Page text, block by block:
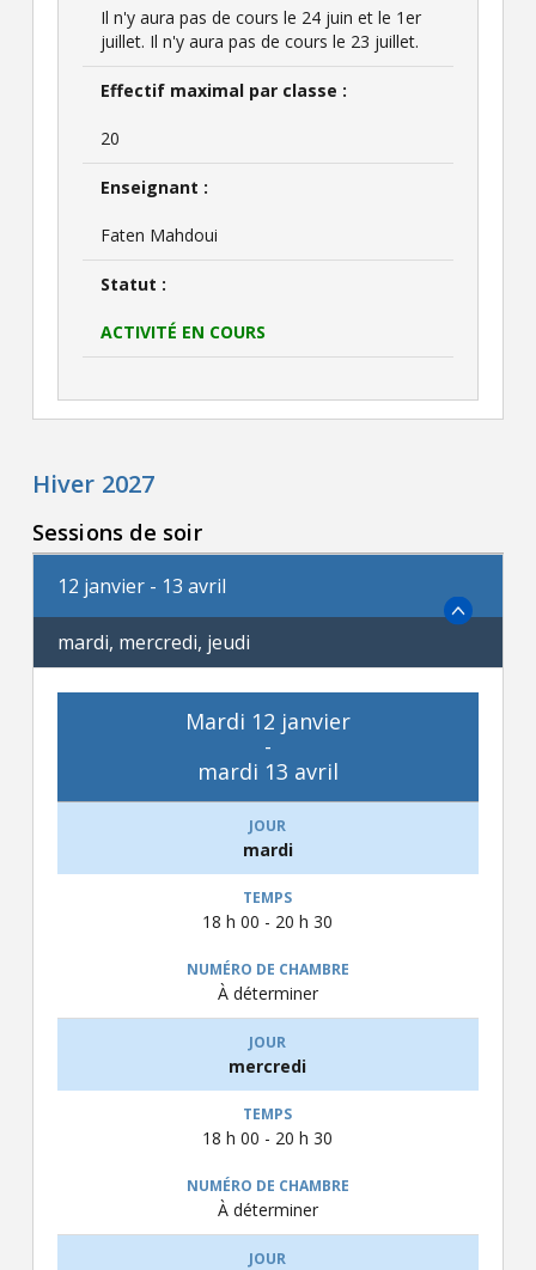
Il n'y aura pas de cours le 24 juin et le 1er
juillet. Il n'y aura pas de cours le 23 juillet.
Effectif maximal par classe :
20
Enseignant :
Faten Mahdoui
Statut :
ACTIVITÉ EN COURS
Hiver 2027
Sessions de soir
12 janvier - 13 avril
mardi, mercredi, jeudi
Mardi 12 janvier
-
mardi 13 avril
mardi
18 h 00 - 20 h 30
À déterminer
mercredi
18 h 00 - 20 h 30
À déterminer